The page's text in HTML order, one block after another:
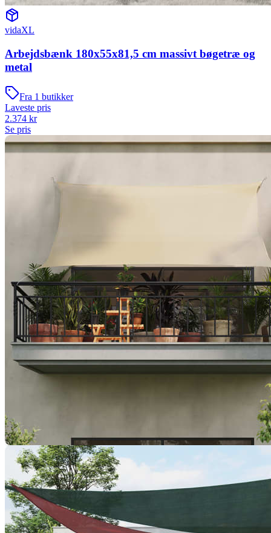
vidaXL
Arbejdsbænk 180x55x81,5 cm massivt bøgetræ og
metal
Fra 1 butikker
Laveste pris
2.374 kr
Se pris